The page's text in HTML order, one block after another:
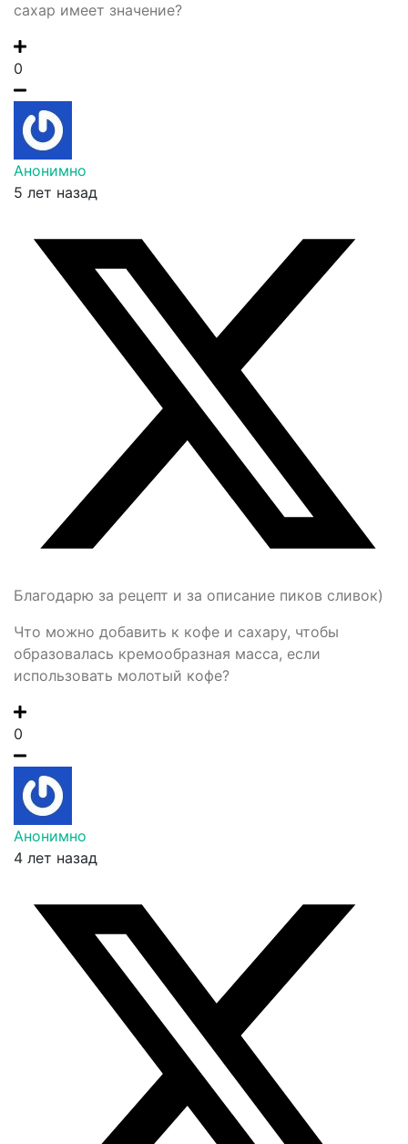
сахар имеет значение?
0
Анонимно
5 лет назад
Благодарю за рецепт и за описание пиков сливок)
Что можно добавить к кофе и сахару, чтобы
образовалась кремообразная масса, если
использовать молотый кофе?
0
Анонимно
4 лет назад